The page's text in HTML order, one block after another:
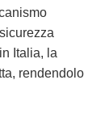
Italia, la
rendendolo